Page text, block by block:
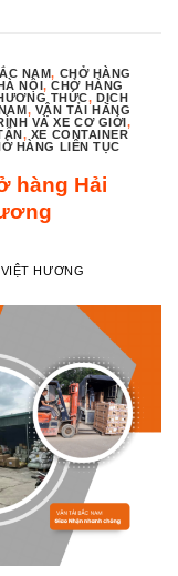
NAM, CHỞ HÀNG
NỘI,CHỞ HÀNG
THỨC,DỊCH
, VẬN TẢI HÀNG
VÀ XE CƠ GIỚI,
, XE CONTAINER
HÀNG LIÊN TỤC
hàng Hải
HƯƠNG